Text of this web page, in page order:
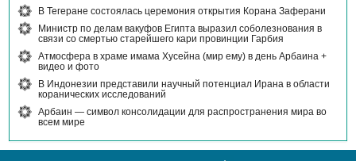
В Тегеране состоялась церемония открытия Корана Заферани
Министр по делам вакуфов Египта выразил соболезнования в
связи со смертью старейшего кари провинции Гарбия
Атмосфера в храме имама Хусейна (мир ему) в день Арбаина +
видео и фото
В Индонезии представили научный потенциал Ирана в области
коранических исследований
Арбаин — символ консолидации для распространения мира во
всем мире